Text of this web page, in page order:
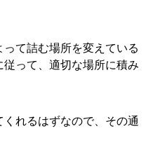
て詰む場所を変えている
って、適切な場所に積み
れるはずなので、その通